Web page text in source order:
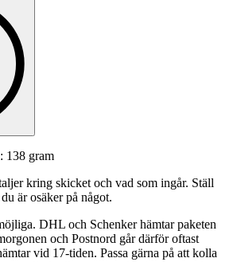
138 gram
kring skicket och vad som ingår. Ställ
är osäker på något.
DHL och Schenker hämtar paketen
och Postnord går därför oftast
vid 17-tiden. Passa gärna på att kolla